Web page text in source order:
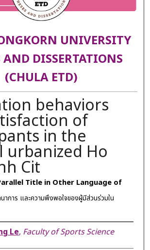
UNIVERSITY
AND DISSERTATIONS
(CHULA ETD)
behaviors
of
in the
urbanized Ho
Cit
Title in Other Language of
การ และความพึงพอใจของผู้มีส่วนร่วมใน
Le, Faculty of Sports Science